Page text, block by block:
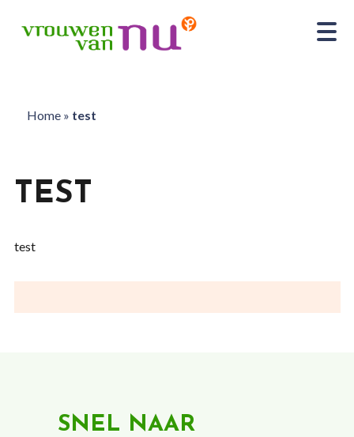
Home» test
TEST
test
SNEL NAAR